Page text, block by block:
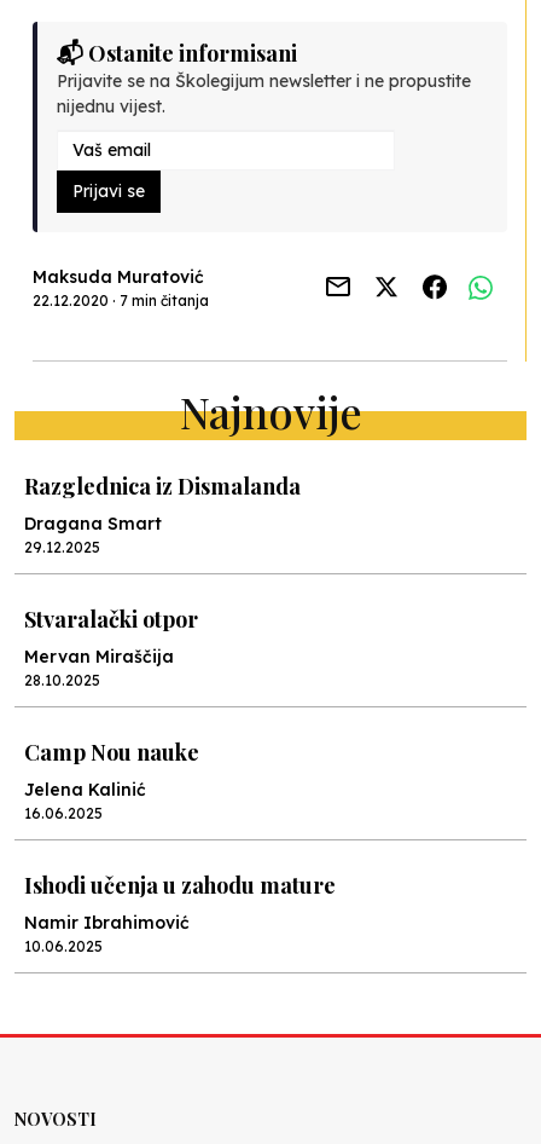
📬 Ostanite informisani
Prijavite se na Školegijum newsletter i ne propustite
nijednu vijest.
Prijavi se
Maksuda Muratović
22.12.2020 · 7 min čitanja
Najnovije
Razglednica iz Dismalanda
Dragana Smart
29.12.2025
Stvaralački otpor
Mervan Miraščija
28.10.2025
Camp Nou nauke
Jelena Kalinić
16.06.2025
Ishodi učenja u zahodu mature
Namir Ibrahimović
10.06.2025
NOVOSTI